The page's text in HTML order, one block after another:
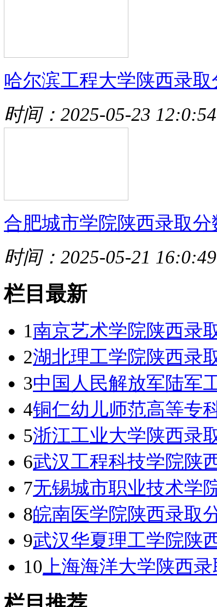
哈尔滨工程大学陕西录取
时间：2025-05-23 12:0:54
合肥城市学院陕西录取分
时间：2025-05-21 16:0:49
栏目最新
1南京艺术学院陕西录
2湖北理工学院陕西录
3中国人民解放军陆军
4铜仁幼儿师范高等专
5浙江工业大学陕西录
6武汉工程科技学院陕
7无锡城市职业技术学
8皖南医学院陕西录取
9武汉华夏理工学院陕
10 上海海洋大学陕西